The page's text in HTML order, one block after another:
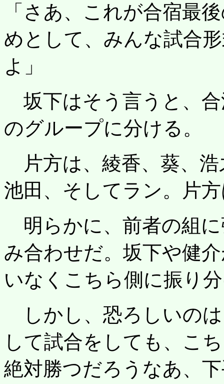
「さあ、これが合宿最
めとして、みんな試合
よ」
坂下はそう言うと、
のグループに分ける。
片方は、綾香、葵、浩
池田、そしてラン。片
明らかに、前者の組
み合わせだ。坂下や健
いなくこちら側に振り
しかし、恐ろしいの
して試合をしても、こ
絶対勝つだろうなあ、